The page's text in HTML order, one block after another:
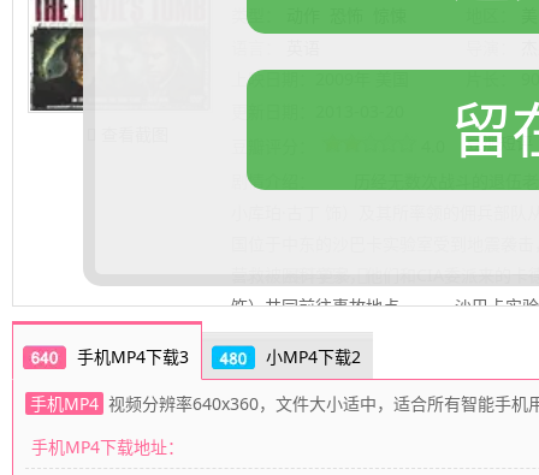
类型：
上映日期：
豆瓣短评
剧情介绍：
饰）共同前往事故地点。 沙巴卡实验
的部队进入基地内部，却发现一名带有
卡德尔对其有所隐瞒。当他们不断深入
行动，无意中惊醒了永久沉睡的恶魔
手机MP4下载3 小MP4下载2
手机MP4 视频分辨率640x360，文件大小适中，适合所有智能手机
手机MP4下载地址：
留